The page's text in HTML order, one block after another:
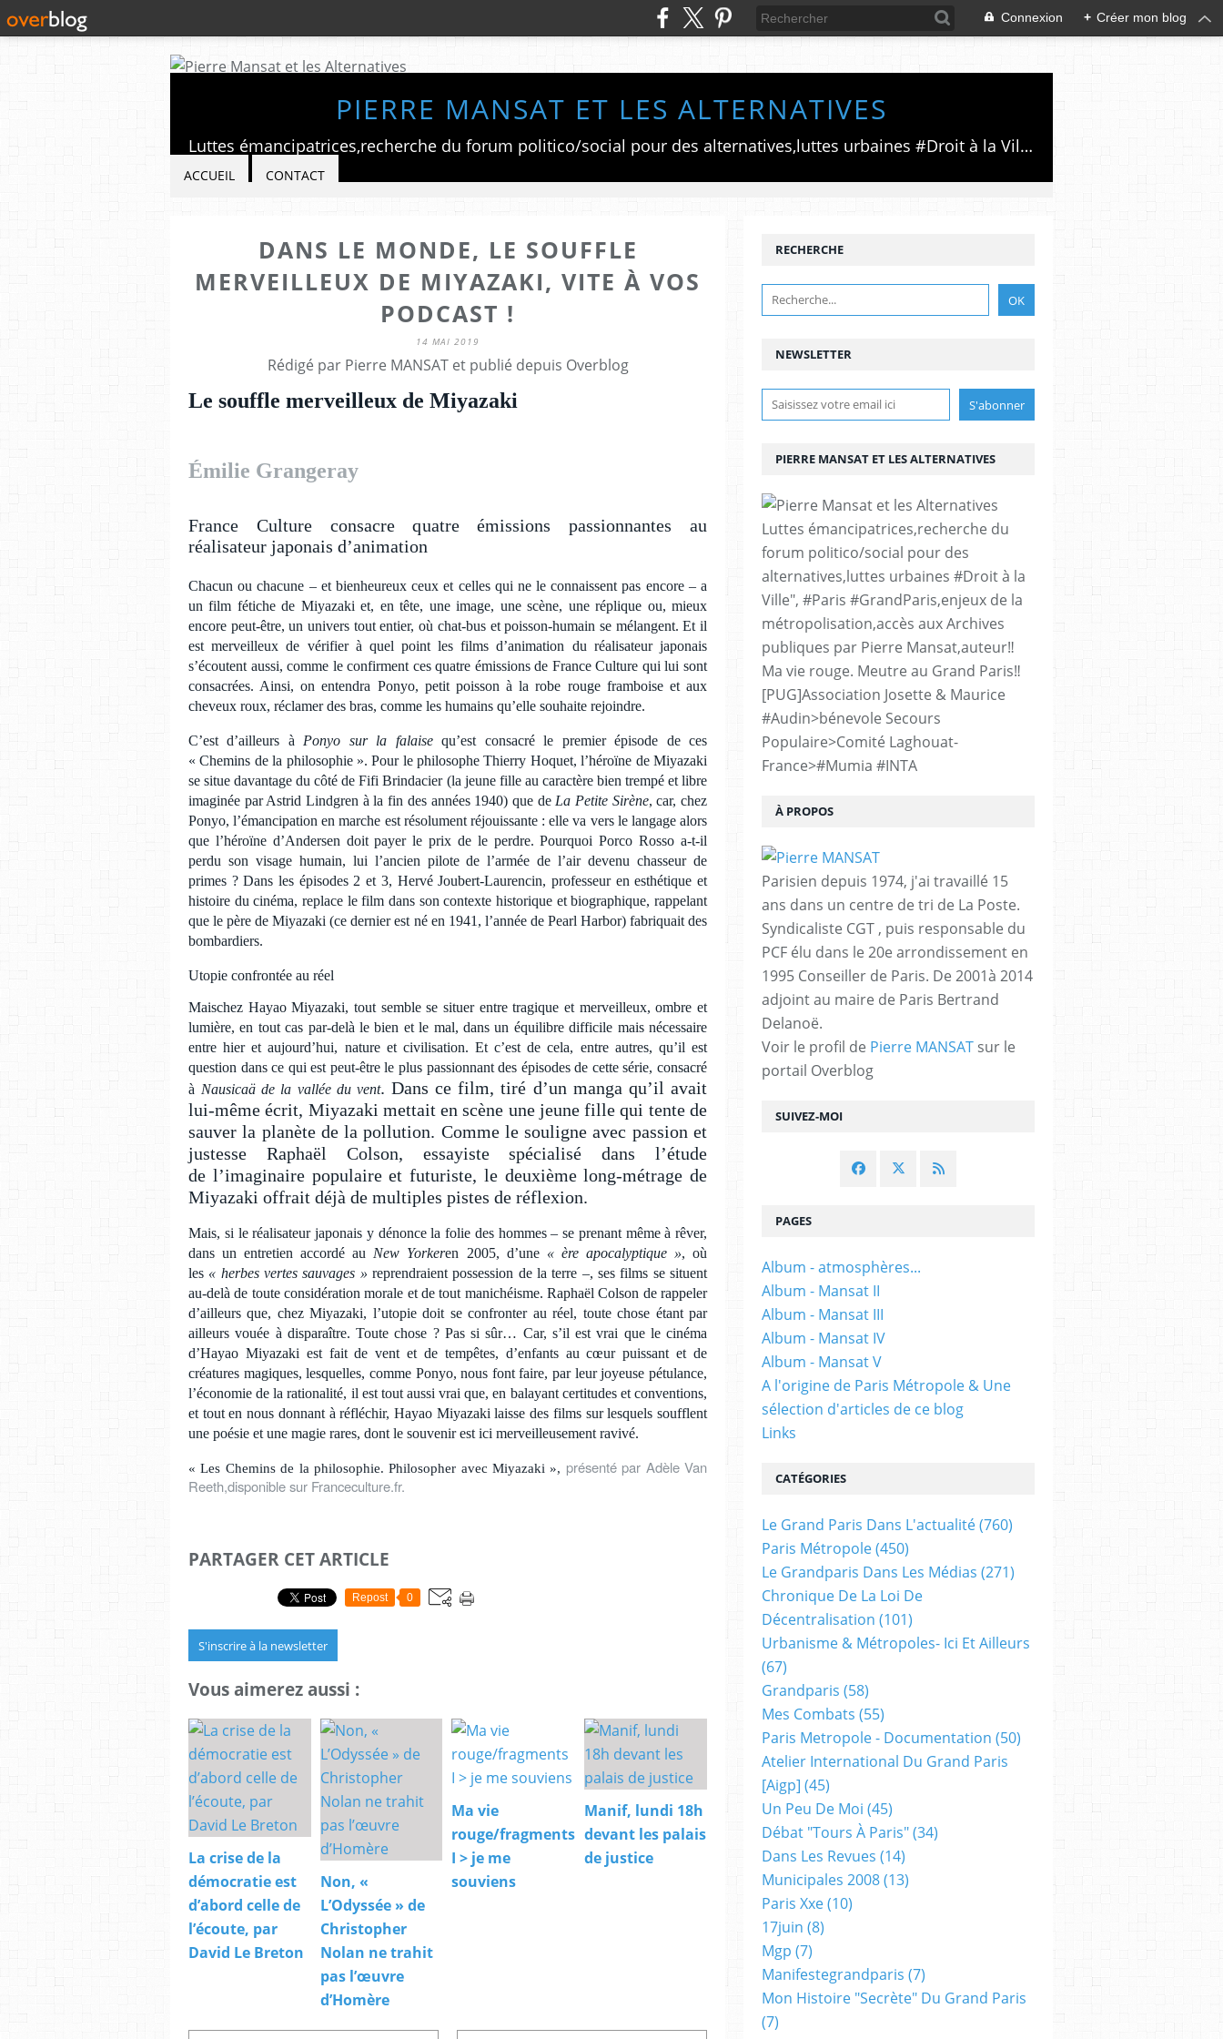
Connexion + Créer mon blog
PIERRE MANSAT ET LES ALTERNATIVES
Luttes émancipatrices,recherche du forum politico/social pour des alternatives,luttes urbaines #Droit à la Ville", #Paris #GrandParis,enjeux de la métropolisation,accès aux Archives publiques par Pierre Mansat,auteur‼️Ma vie rouge. Meutre au Grand Paris‼️[PUG]Association Josette & Maurice #Audin>bénevole Secours Populaire>Comité Laghouat-France>#Mumia #INTA
ACCUEIL CONTACT
DANS LE MONDE, LE SOUFFLE
MERVEILLEUX DE MIYAZAKI, VITE À VOS
PODCAST !
14 MAI 2019
Rédigé par Pierre MANSAT et publié depuis Overblog
Le souffle merveilleux de Miyazaki
Émilie Grangeray
France Culture consacre quatre émissions passionnantes au
réalisateur japonais d’animation
Chacun ou chacune – et bienheureux ceux et celles qui ne le connaissent pas encore – a
un film fétiche de Miyazaki et, en tête, une image, une scène, une réplique ou, mieux
encore peut-être, un univers tout entier, où chat-bus et poisson-humain se mélangent. Et il
est merveilleux de vérifier à quel point les films d’animation du réalisateur japonais
s’écoutent aussi, comme le confirment ces quatre émissions de France Culture qui lui sont
consacrées. Ainsi, on entendra Ponyo, petit poisson à la robe rouge framboise et aux
cheveux roux, réclamer des bras, comme les humains qu’elle souhaite rejoindre.
C’est d’ailleurs à Ponyo sur la falaise qu’est consacré le premier épisode de ces
« Chemins de la philosophie ». Pour le philosophe Thierry Hoquet, l’héroïne de Miyazaki
se situe davantage du côté de Fifi Brindacier (la jeune fille au caractère bien trempé et libre
imaginée par Astrid Lindgren à la fin des années 1940) que de La Petite Sirène, car, chez
Ponyo, l’émancipation en marche est résolument réjouissante : elle va vers le langage alors
que l’héroïne d’Andersen doit payer le prix de le perdre. Pourquoi Porco Rosso a-t-il
perdu son visage humain, lui l’ancien pilote de l’armée de l’air devenu chasseur de
primes ? Dans les épisodes 2 et 3, Hervé Joubert-Laurencin, professeur en esthétique et
histoire du cinéma, replace le film dans son contexte historique et biographique, rappelant
que le père de Miyazaki (ce dernier est né en 1941, l’année de Pearl Harbor) fabriquait des
bombardiers.
Utopie confrontée au réel
Maischez Hayao Miyazaki, tout semble se situer entre tragique et merveilleux, ombre et
lumière, en tout cas par-delà le bien et le mal, dans un équilibre difficile mais nécessaire
entre hier et aujourd’hui, nature et civilisation. Et c’est de cela, entre autres, qu’il est
question dans ce qui est peut-être le plus passionnant des épisodes de cette série, consacré
à Nausicaä de la vallée du vent. Dans ce film, tiré d’un manga qu’il avait
lui-même écrit, Miyazaki mettait en scène une jeune fille qui tente de
sauver la planète de la pollution. Comme le souligne avec passion et
justesse Raphaël Colson, essayiste spécialisé dans l’étude
de l’imaginaire populaire et futuriste, le deuxième long-métrage de
Miyazaki offrait déjà de multiples pistes de réflexion.
Mais, si le réalisateur japonais y dénonce la folie des hommes – se prenant même à rêver,
dans un entretien accordé au New Yorkeren 2005, d’une « ère apocalyptique », où
les « herbes vertes sauvages » reprendraient possession de la terre –, ses films se situent
au-delà de toute considération morale et de tout manichéisme. Raphaël Colson de rappeler
d’ailleurs que, chez Miyazaki, l’utopie doit se confronter au réel, toute chose étant par
ailleurs vouée à disparaître. Toute chose ? Pas si sûr… Car, s’il est vrai que le cinéma
d’Hayao Miyazaki est fait de vent et de tempêtes, d’enfants au cœur puissant et de
créatures magiques, lesquelles, comme Ponyo, nous font faire, par leur joyeuse pétulance,
l’économie de la rationalité, il est tout aussi vrai que, en balayant certitudes et conventions,
et tout en nous donnant à réfléchir, Hayao Miyazaki laisse des films sur lesquels soufflent
une poésie et une magie rares, dont le souvenir est ici merveilleusement ravivé.
« Les Chemins de la philosophie. Philosopher avec Miyazaki », présenté par Adèle Van
Reeth,disponible sur Franceculture.fr.
PARTAGER CET ARTICLE
Repost 0
S'inscrire à la newsletter
Vous aimerez aussi :
La crise de la
démocratie est
d’abord celle de
l’écoute, par
David Le Breton
Non, «
L’Odyssée » de
Christopher
Nolan ne trahit
pas l’œuvre
d’Homère
Ma vie
rouge/fragments
I > je me
souviens
Manif, lundi 18h
devant les palais
de justice
NEWSLETTER
SUIVEZ-MOI
RECHERCHE
PIERRE MANSAT ET LES ALTERNATIVES
Luttes émancipatrices,recherche du
forum politico/social pour des
alternatives,luttes urbaines #Droit à la
Ville", #Paris #GrandParis,enjeux de la
métropolisation,accès aux Archives
publiques par Pierre Mansat,auteur‼️
Ma vie rouge. Meutre au Grand Paris‼️
[PUG]Association Josette & Maurice
#Audin>bénevole Secours
Populaire>Comité Laghouat-
France>#Mumia #INTA
À PROPOS
Parisien depuis 1974, j'ai travaillé 15
ans dans un centre de tri de La Poste.
Syndicaliste CGT , puis responsable du
PCF élu dans le 20e arrondissement en
1995 Conseiller de Paris. De 2001à 2014
adjoint au maire de Paris Bertrand
Delanoë.
Voir le profil de Pierre MANSAT sur le
portail Overblog
PAGES
Album - atmosphères...
Album - Mansat II
Album - Mansat III
Album - Mansat IV
Album - Mansat V
A l'origine de Paris Métropole & Une
sélection d'articles de ce blog
Links
CATÉGORIES
Le Grand Paris Dans L'actualité(760)
Paris Métropole(450)
Le Grandparis Dans Les Médias (271)
Chronique De La Loi De
Décentralisation (101)
Urbanisme & Métropoles- Ici Et Ailleurs
(67)
Grandparis (58)
Mes Combats (55)
Paris Metropole - Documentation (50)
Atelier International Du Grand Paris
[aigp] (45)
Un Peu De Moi (45)
Débat "tours À Paris"(34)
Dans Les Revues (14)
Municipales 2008(13)
Paris Xxe(10)
17juin (8)
Mgp (7)
Manifestegrandparis (7)
Mon Histoire "secrète" Du Grand Paris
(7)